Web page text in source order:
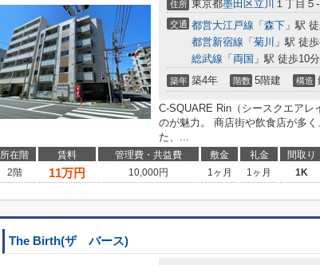
住所 東京都墨田区立川 １丁目５
交通 都営大江戸線 「 森下 」駅
都営新宿線 「 菊川 」駅 徒
総武線 「 両国 」駅 徒歩10分
築年 築4年 階数 5階建 構造
C-SQUARE Rin（シースクエア
のが魅力。 商店街や飲食店が多
た、...
所在階 賃料 管理費・共益費 敷金 礼金 間取り
2階
11万円 10,000円 1ヶ月 1ヶ月 1K
The Birth(ザ バース)